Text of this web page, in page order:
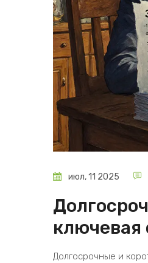
июл, 11 2025
ключевая
Долгосрочные и